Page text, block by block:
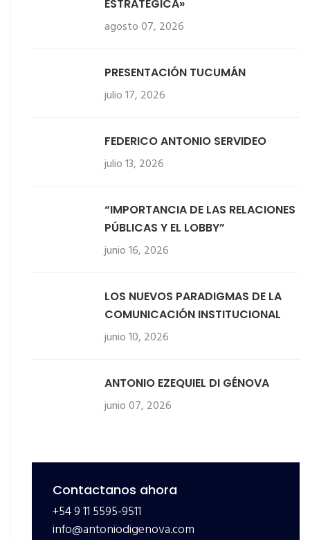
ESTRATÉGICA»
agosto 07, 2026
PRESENTACIÓN TUCUMÁN
julio 17, 2026
FEDERICO ANTONIO SERVIDEO
julio 13, 2026
“IMPORTANCIA DE LAS RELACIONES
PÚBLICAS Y EL LOBBY”
junio 16, 2026
LOS NUEVOS PARADIGMAS DE LA
COMUNICACIÓN INSTITUCIONAL
junio 10, 2026
ANTONIO EZEQUIEL DI GÉNOVA
junio 07, 2026
Contactanos ahora
+54 9 11 5595-9511
info@antoniodigenova.com